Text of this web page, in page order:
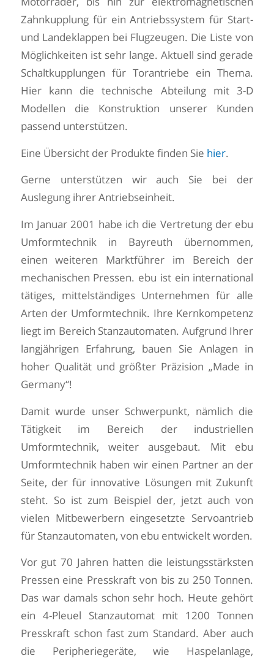
Zahnkupplung für ein Antriebssystem für Start-
und Landeklappen bei Flugzeugen. Die Liste von
Möglichkeiten ist sehr lange. Aktuell sind gerade
Schaltkupplungen für Torantriebe ein Thema.
Hier kann die technische Abteilung mit 3-D
Modellen die Konstruktion unserer Kunden
passend unterstützen.
Eine Übersicht der Produkte finden Sie hier.
Gerne unterstützen wir auch Sie bei der
Auslegung ihrer Antriebseinheit.
Im Januar 2001 habe ich die Vertretung der ebu
Umformtechnik in Bayreuth übernommen,
einen weiteren Marktführer im Bereich der
mechanischen Pressen. ebu ist ein international
tätiges, mittelständiges Unternehmen für alle
Arten der Umformtechnik. Ihre Kernkompetenz
liegt im Bereich Stanzautomaten. Aufgrund Ihrer
langjährigen Erfahrung, bauen Sie Anlagen in
hoher Qualität und größter Präzision „Made in
Germany“!
Damit wurde unser Schwerpunkt, nämlich die
Tätigkeit im Bereich der industriellen
Umformtechnik, weiter ausgebaut. Mit ebu
Umformtechnik haben wir einen Partner an der
Seite, der für innovative Lösungen mit Zukunft
steht. So ist zum Beispiel der, jetzt auch von
vielen Mitbewerbern eingesetzte Servoantrieb
für Stanzautomaten, von ebu entwickelt worden.
Vor gut 70 Jahren hatten die leistungsstärksten
Pressen eine Presskraft von bis zu 250 Tonnen.
Das war damals schon sehr hoch. Heute gehört
ein 4-Pleuel Stanzautomat mit 1200 Tonnen
Presskraft schon fast zum Standard. Aber auch
die Peripheriegeräte, wie Haspelanlage,